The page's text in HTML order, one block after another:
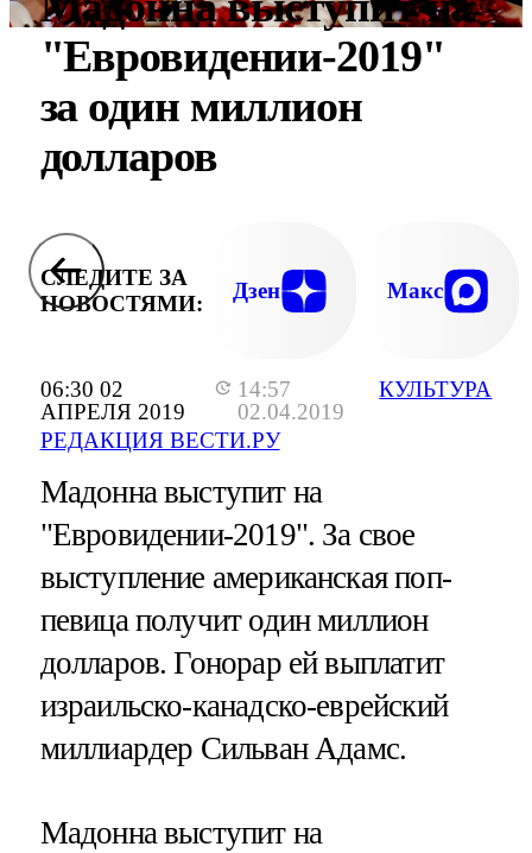
06:30 02
АПРЕЛЯ 2019
14:57
02.04.2019
РЕДАКЦИЯ ВЕСТИ.РУ
КУЛЬТУРА
"Евровидении-2019"
за один миллион
долларов
СЛЕДИТЕ ЗА
НОВОСТЯМИ:
Дзен Макс
Мадонна выступит на
"Евровидении-2019". За свое
выступление американская поп-
певица получит один миллион
долларов. Гонорар ей выплатит
израильско-канадско-еврейский
миллиардер Сильван Адамс.
Мадонна выступит на